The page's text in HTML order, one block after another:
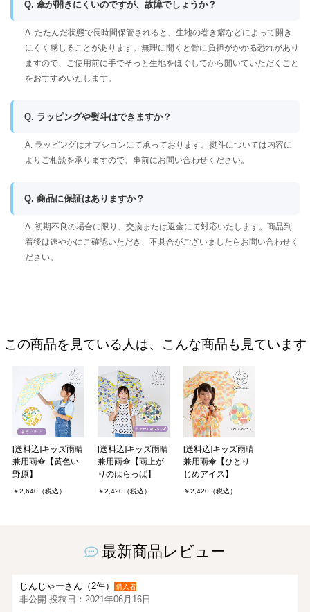
Q. 傘が開きにくいのですが、故障でしょうか？
A. たたんだ状態で長時間保管されると、生地の巻き癖などによって開き
にくく感じることがあります。無理に開くと骨に負担がかかる恐れがあり
ますので、ご使用前に手でそっと生地をほぐしてから開いていただくこと
をおすすめいたします。
Q. ラッピングや熨斗はできますか？
A. ラッピングはオプションにて承っております。熨斗については内容に
よりご相談を承りますので、事前にお問い合わせください。
Q. 商品に保証はありますか？
A. 初期不良の場合に限り、交換または返金にて対応いたします。商品到
着後は速やかにご確認いただき、不具合がございましたらお問い合わせく
ださい。
この商品を見ている人は、こんな商品も見ています
[送料込]キッズ雨晴
兼用雨傘【黄色い
野原】
￥2,640（税込）
[送料込]キッズ雨晴
兼用雨傘【雨上が
りのはらっぱ】
￥2,420（税込）
[送料込]キッズ雨晴
兼用雨傘【ひとり
じめアイス】
￥2,420（税込）
最新商品レビュー
じんじゃーさん（2件） 購入者
非公開 投稿日：2021年06月16日